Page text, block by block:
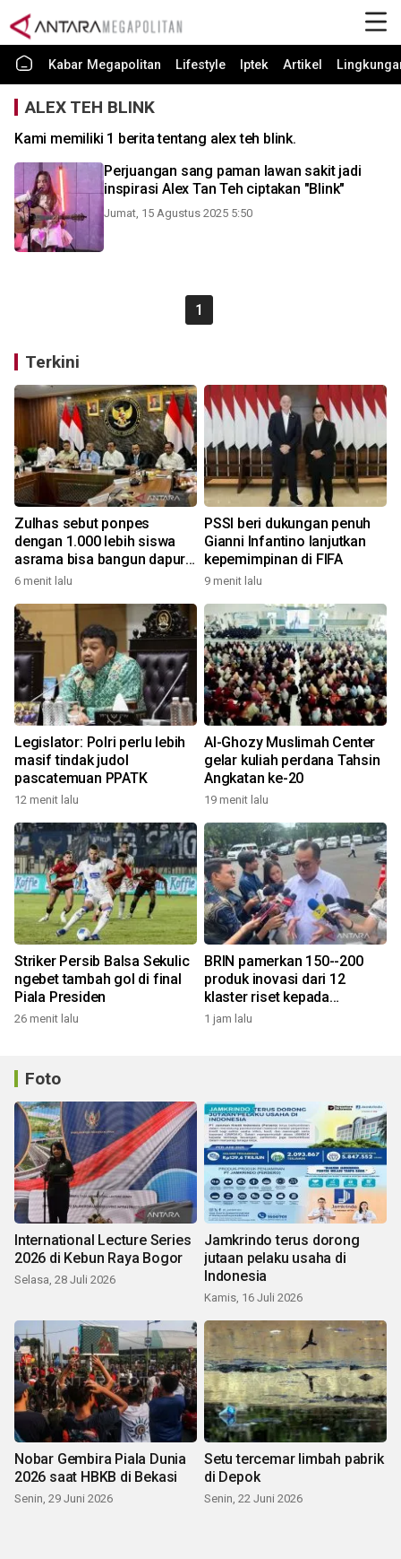
Kabar Megapolitan Lifestyle Iptek Artikel
ALEX TEH BLINK
Kami memiliki 1 berita tentang alex teh blink.
Perjuangan sang paman lawan sakit jadi
inspirasi Alex Tan Teh ciptakan "Blink"
Jumat, 15 Agustus 2025 5:50
1
Terkini
Zulhas sebut ponpes
dengan 1.000 lebih siswa
asrama bisa bangun dapur
MBG
6 menit lalu
PSSI beri dukungan penuh
Gianni Infantino lanjutkan
kepemimpinan di FIFA
9 menit lalu
Legislator: Polri perlu lebih
masif tindak judol
pascatemuan PPATK
12 menit lalu
Al-Ghozy Muslimah Center
gelar kuliah perdana Tahsin
Angkatan ke-20
19 menit lalu
Striker Persib Balsa Sekulic
ngebet tambah gol di final
Piala Presiden
26 menit lalu
BRIN pamerkan 150--200
produk inovasi dari 12
klaster riset kepada
Presiden
1 jam lalu
Foto
International Lecture Series
2026 di Kebun Raya Bogor
Selasa, 28 Juli 2026
Jamkrindo terus dorong
jutaan pelaku usaha di
Indonesia
Kamis, 16 Juli 2026
Nobar Gembira Piala Dunia
2026 saat HBKB di Bekasi
Senin, 29 Juni 2026
Setu tercemar limbah pabrik
di Depok
Senin, 22 Juni 2026